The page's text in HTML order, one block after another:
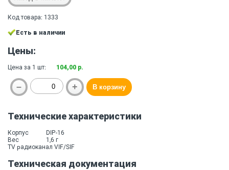
Код товара: 1333
Есть в наличии
Цены:
Цена за 1 шт: 104,00 р.
Технические характеристики
Корпус
DIP-16
Вес
1,6 г
TV pадиоканал VIF/SIF
Техническая документация